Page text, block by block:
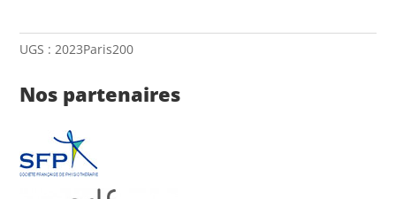
:
UGS :2023Paris200
Nos partenaires